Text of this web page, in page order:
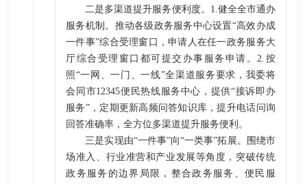
二是多渠道提升服务便利度。1.健全全市通办
服务机制。推动各级政务服务中心设置“高效办成
一件事”综合受理窗口，申请人在任一政务服务大
厅综合受理窗口都可提交办事服务申请。2.按
照“一网、一门、一线”全渠道服务要求，我委将
会同市12345便民热线服务中心，提供“接诉即办
服务”，定期更新高频问答知识库，提升电话问询
回答准确率，全方位多渠道提升服务便利。
三是实现由“一件事”向“一类事”拓展。围绕市
场准入、行业准营和产业发展等角度，突破传统
政务服务的边界局限，整合政务服务、便民服